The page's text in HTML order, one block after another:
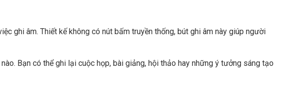
ghi âm. Thiết kế không có nút bấm truyền thống, bút ghi âm này giúp người
Bạn có thể ghi lại cuộc họp, bài giảng, hội thảo hay những ý tưởng sáng tạo